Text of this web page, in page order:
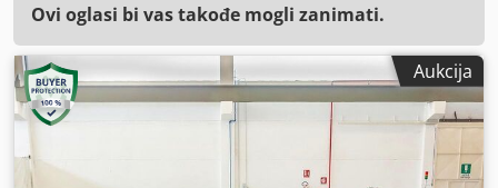
Ovi oglasi bi vas takođe mogli zanimati.
Aukcija